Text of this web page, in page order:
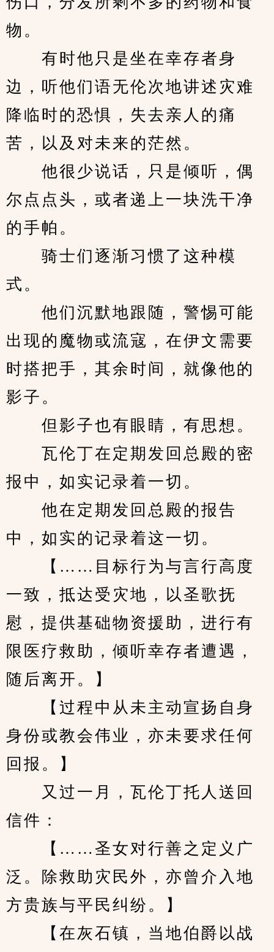
物。
有时他只是坐在幸存者身
边，听他们语无伦次地讲述灾难
降临时的恐惧，失去亲人的痛
苦，以及对未来的茫然。
他很少说话，只是倾听，偶
尔点点头，或者递上一块洗干净
的手帕。
骑士们逐渐习惯了这种模
式。
他们沉默地跟随，警惕可能
出现的魔物或流寇，在伊文需要
时搭把手，其余时间，就像他的
影子。
但影子也有眼睛，有思想。
瓦伦丁在定期发回总殿的密
报中，如实记录着一切。
他在定期发回总殿的报告
中，如实的记录着这一切。
【……目标行为与言行高度
一致，抵达受灾地，以圣歌抚
慰，提供基础物资援助，进行有
限医疗救助，倾听幸存者遭遇，
随后离开。】
【过程中从未主动宣扬自身
身份或教会伟业，亦未要求任何
回报。】
又过一月，瓦伦丁托人送回
信件：
【……圣女对行善之定义广
泛。除救助灾民外，亦曾介入地
方贵族与平民纠纷。】
【在灰石镇，当地伯爵以战